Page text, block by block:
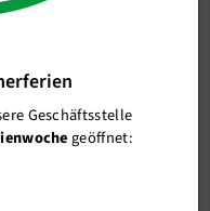
Geschäftsstelle
geöffnet: